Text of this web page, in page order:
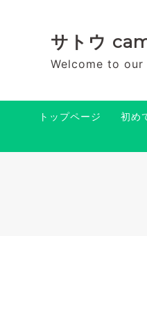
サトウ
Welcome to our
トップページ 初め